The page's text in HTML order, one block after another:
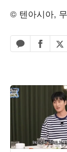
© 텐아시아,
카카오톡 공유
페이스엑